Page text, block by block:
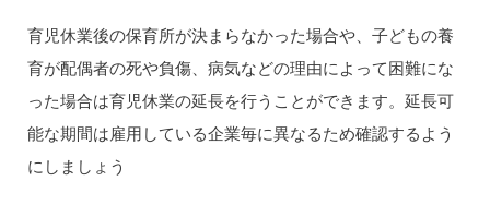
育児休業後の保育所が決まらなかった場合や、子どもの養
育が配偶者の死や負傷、病気などの理由によって困難にな
った場合は育児休業の延長を行うことができます。延長可
能な期間は雇用している企業毎に異なるため確認するよう
にしましょう